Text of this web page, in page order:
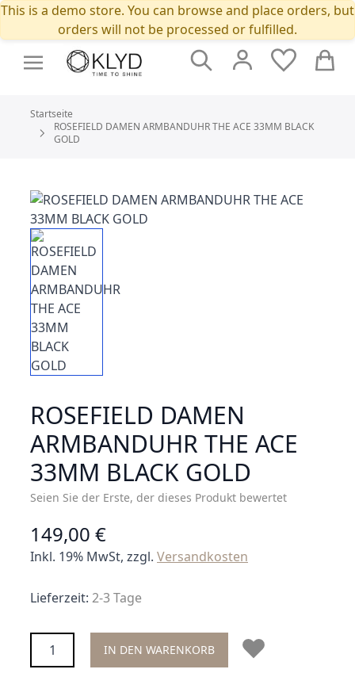
This is a demo store. You can browse and place orders, but
orders will not be processed or fulfilled.
Suche
Cart
Startseite
ROSEFIELD DAMEN ARMBANDUHR THE ACE 33MM BLACK
GOLD
ROSEFIELD DAMEN
ARMBANDUHR THE ACE
33MM BLACK GOLD
Seien Sie der Erste, der dieses Produkt bewertet
149,00 €
Inkl. 19% MwSt, zzgl. Versandkosten
Lieferzeit: 2-3 Tage
Menge IN DEN WARENKORB